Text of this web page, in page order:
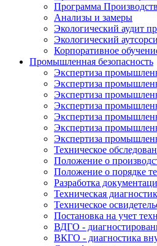
Программа
Анализы и замеры
Экологический аудит
Экологический
Корпоративное
Промышленная безопасность
Экспертиза
Экспертиза
Экспертиза
Экспертиза
Экспертиза
Экспертиза
Экспертиза
Техническое
Положение о
Положение о порядке
Разработка
Техническая
Техническое
Постановка на учет
ВДГО -
ВКГО - диагностика